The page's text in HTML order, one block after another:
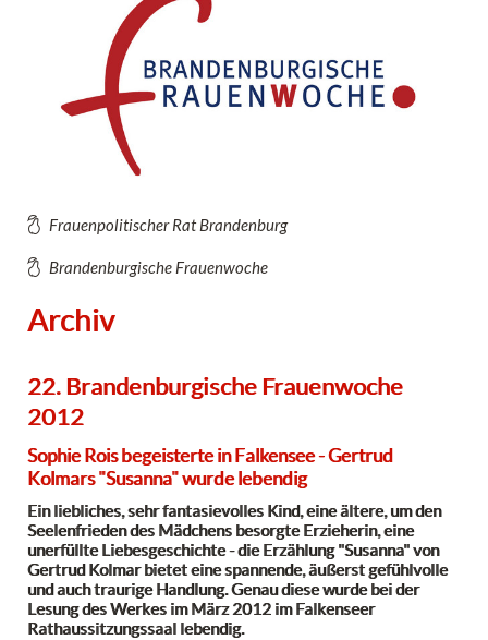
Frauenpolitischer Rat Brandenburg
Brandenburgische Frauenwoche
Archiv
22. Brandenburgische Frauenwoche
2012
Sophie Rois begeisterte in Falkensee - Gertrud
Kolmars "Susanna" wurde lebendig
Ein liebliches, sehr fantasievolles Kind, eine ältere, um den
Seelenfrieden des Mädchens besorgte Erzieherin, eine
unerfüllte Liebesgeschichte - die Erzählung "Susanna" von
Gertrud Kolmar bietet eine spannende, äußerst gefühlvolle
und auch traurige Handlung. Genau diese wurde bei der
Lesung des Werkes im März 2012 im Falkenseer
Rathaussitzungssaal lebendig.